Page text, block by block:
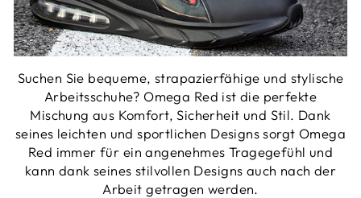
Suchen Sie bequeme, strapazierfähige und stylische
Arbeitsschuhe? Omega Red ist die perfekte
Mischung aus Komfort, Sicherheit und Stil. Dank
seines leichten und sportlichen Designs sorgt Omega
Red immer für ein angenehmes Tragegefühl und
kann dank seines stilvollen Designs auch nach der
Arbeit getragen werden.